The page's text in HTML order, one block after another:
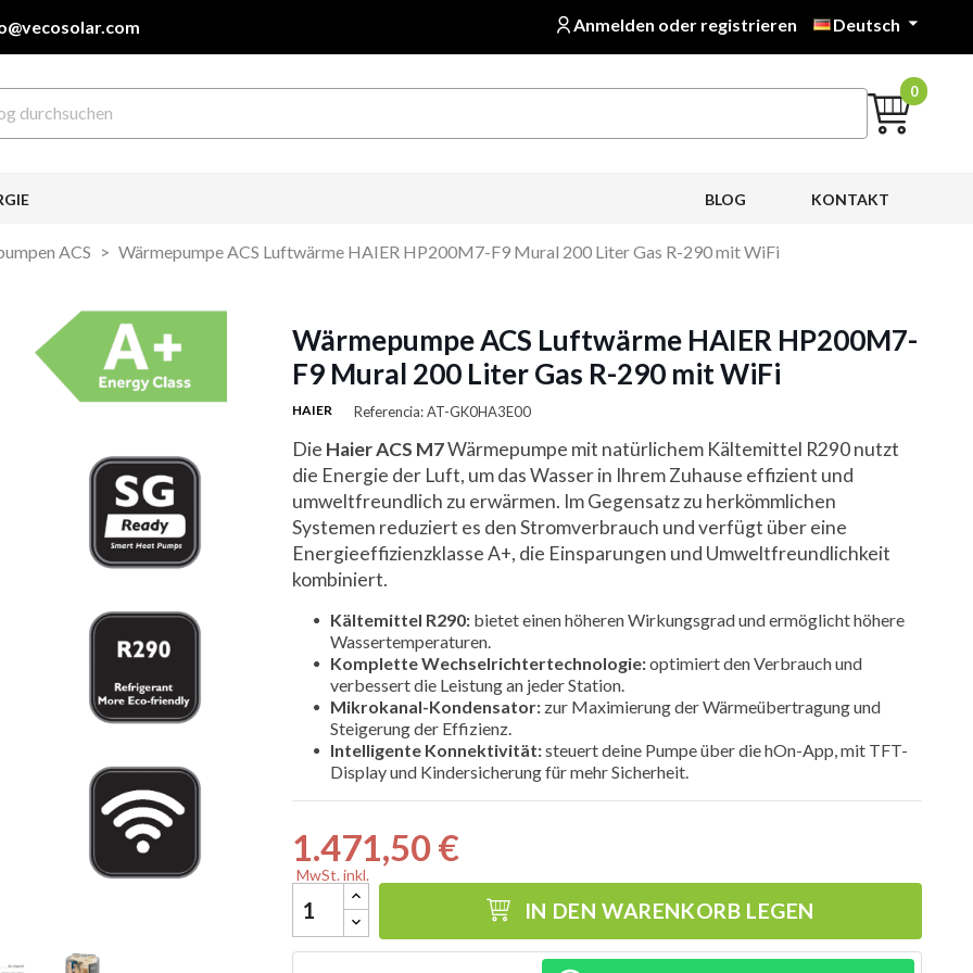
Anmelden oder registrieren Deutsch 
0
KONTAKT
BLOG
ACS Wärmepumpe ACS Luftwärme HAIER HP200M7-F9 Mural 200 Liter Gas R-290 mit WiFi

Wärmepumpe ACS Luftwärme HAIER HP200M7-
F9 Mural 200 Liter Gas R-290 mit WiFi
HAIER Referencia: AT-GK0HA3E00
Die Haier ACS M7Wärmepumpe mit natürlichem Kältemittel R290 nutzt
die Energie der Luft, um das Wasser in Ihrem Zuhause effizient und
umweltfreundlich zu erwärmen. Im Gegensatz zu herkömmlichen
Systemen reduziert es den Stromverbrauch und verfügt über eine
Energieeffizienzklasse A+, die Einsparungen und Umweltfreundlichkeit
kombiniert.
Kältemittel R290: bietet einen höheren Wirkungsgrad und ermöglicht höhere
Wassertemperaturen.
Komplette Wechselrichtertechnologie:optimiert den Verbrauch und
verbessert die Leistung an jeder Station.
Mikrokanal-Kondensator: zur Maximierung der Wärmeübertragung und
Steigerung der Effizienz.
Intelligente Konnektivität:steuert deine Pumpe über die hOn-App, mit TFT-
Display und Kindersicherung für mehr Sicherheit.
1.471,50 €
MwSt. inkl.
IN DEN WARENKORB LEGEN